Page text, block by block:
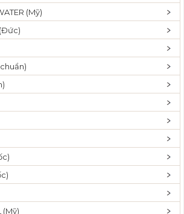
v
a
t
n
(Mỹ)
(Mỹ)